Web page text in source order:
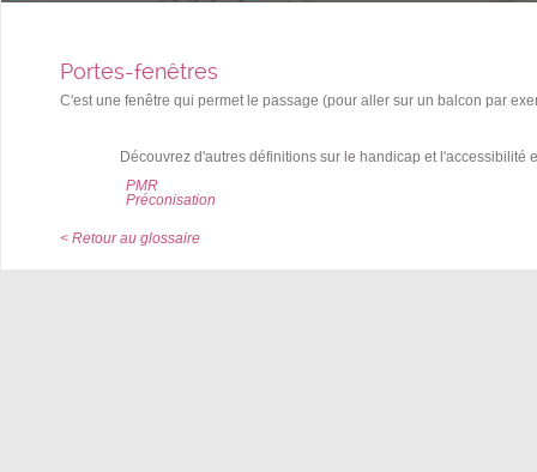
Portes-fenêtres
C'est une fenêtre qui permet le passage (pour aller sur un balcon par
Découvrez d'autres définitions sur le handicap et l'accessibilité
PMR
Préconisation
< Retour au glossaire